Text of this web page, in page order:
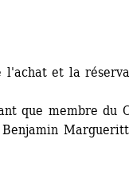
l'achat et la
que membre du